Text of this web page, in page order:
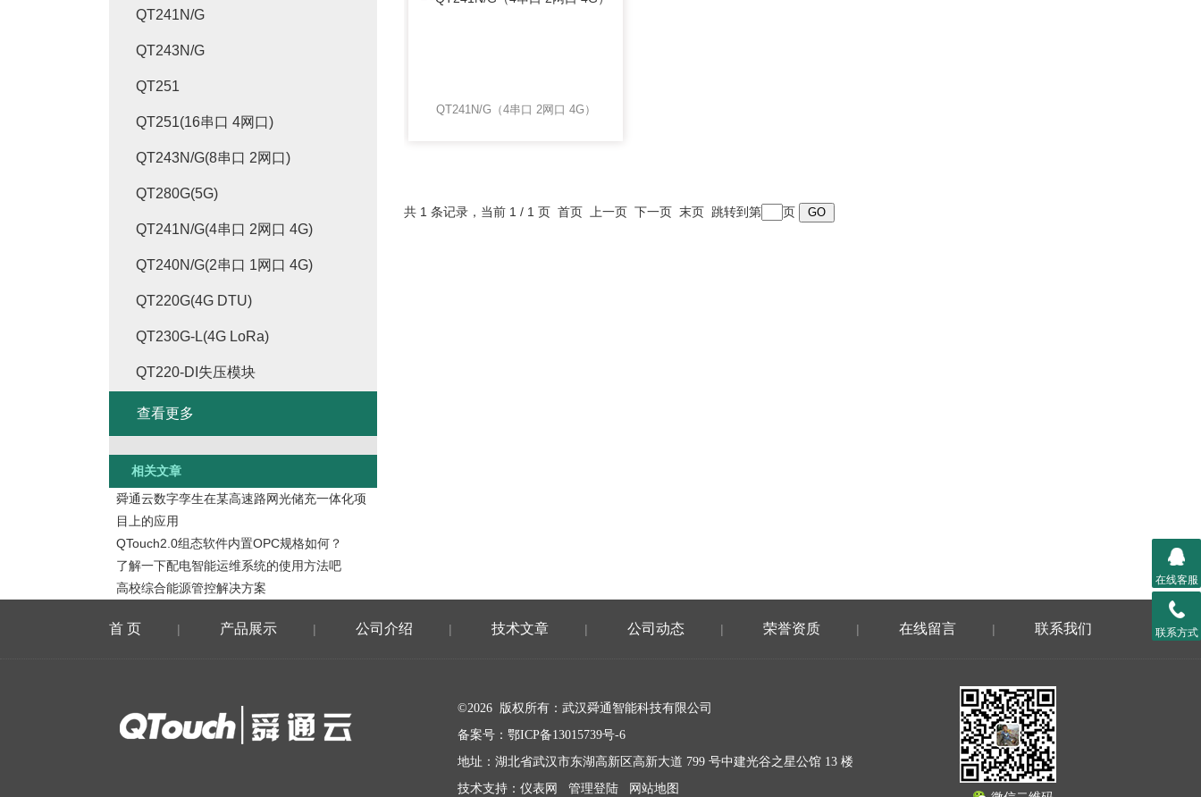
QT241N/G（4串口 2网口 4G）
共 1 条记录，当前 1 / 1 页 首页 上一页 下一页 末页 跳转到第 页
QT241N/G
QT243N/G
QT251
QT251(16串口 4网口)
QT243N/G(8串口 2网口)
QT280G(5G)
QT241N/G(4串口 2网口 4G)
QT240N/G(2串口 1网口 4G)
QT220G(4G DTU)
QT230G-L(4G LoRa)
QT220-DI失压模块
查看更多
相关文章
舜通云数字孪生在某高速路网光储充一体化项
目上的应用
QTouch2.0组态软件内置OPC规格如何？
了解一下配电智能运维系统的使用方法吧
高校综合能源管控解决方案
首 页 | 产品展示 | 公司介绍 | 技术文章 | 公司动态 | 荣誉资质 | 在线留言 | 联系我们
©2026 版权所有：武汉舜通智能科技有限公司
备案号： 鄂ICP备13015739号-6
地址：湖北省武汉市东湖高新区高新大道 799 号中建光谷之星公馆 13 楼
技术支持： 仪表网 管理登陆 网站地图
在线客服
联系方式